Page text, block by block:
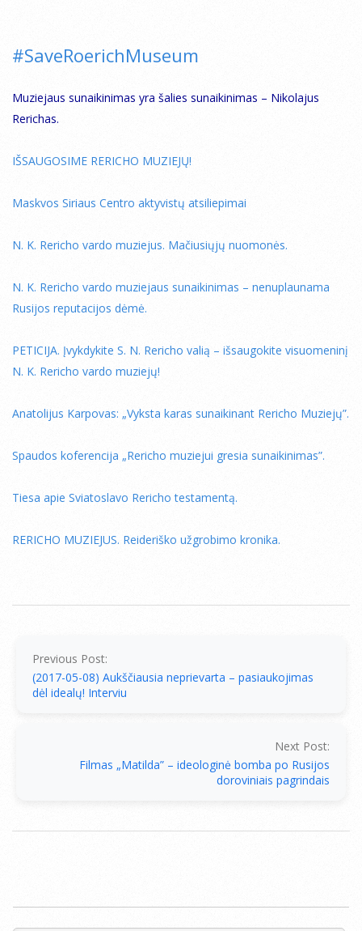
#SaveRoerichMuseum
Muziejaus sunaikinimas yra šalies sunaikinimas – Nikolajus
Rerichas.
IŠSAUGOSIME RERICHO MUZIEJŲ!
Maskvos Siriaus Centro aktyvistų atsiliepimai
N. K. Rericho vardo muziejus. Mačiusiųjų nuomonės.
N. K. Rericho vardo muziejaus sunaikinimas – nenuplaunama
Rusijos reputacijos dėmė.
PETICIJA. Įvykdykite S. N. Rericho valią – išsaugokite visuomeninį
N. K. Rericho vardo muziejų!
Anatolijus Karpovas: „Vyksta karas sunaikinant Rericho Muziejų”.
Spaudos koferencija „Rericho muziejui gresia sunaikinimas”.
Tiesa apie Sviatoslavo Rericho testamentą.
RERICHO MUZIEJUS. Reideriško užgrobimo kronika.
Previous Post:
(2017-05-08) Aukščiausia neprievarta – pasiaukojimas
dėl idealų! Interviu
Next Post:
Filmas „Matilda” – ideologinė bomba po Rusijos
doroviniais pagrindais